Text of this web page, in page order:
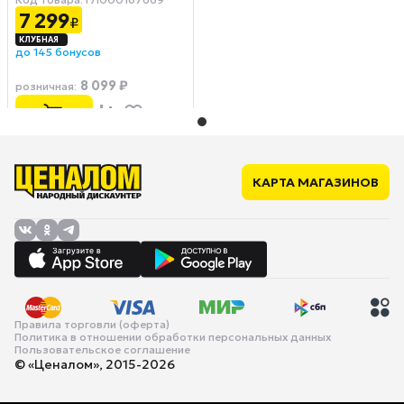
7 299₽
до 145 бонусов
розничная: 8 099 ₽
КАРТА МАГАЗИНОВ
Правила торговли (оферта)
Политика в отношении обработки персональных данных
Пользовательское соглашение
© «Ценалом», 2015-2026